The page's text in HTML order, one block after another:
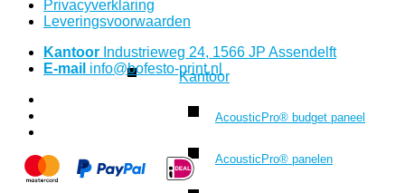
Kantoor
AcousticPro® budget paneel
AcousticPro® panelen
Privacyverklaring
Leveringsvoorwaarden
Kantoor Industrieweg 24, 1566 JP Assendelft
E-mail info@bofesto-print.nl